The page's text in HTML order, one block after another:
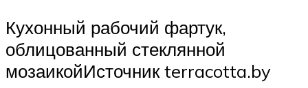
Кухонный рабочий фартук,
облицованный стеклянной
мозаикойИсточник terracotta.by